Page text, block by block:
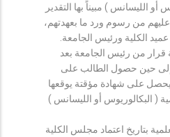
أو الليسانس ) مبيناً بها التقدير
عليهم من رسوم ورد ما بعهدتهم،
الكلية ورئيس الجامعة.
قرار من رئيس الجامعة بعد
حين حصول الطالب على
يحصل على شهادة مؤقتة يوقعها
( البكالوريوس أو الليسانس )
بتاريخ اعتماد مجلس الكلية